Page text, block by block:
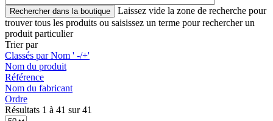
Laissez vide la zone de recherche pour
trouver tous les produits ou saisissez un terme pour rechercher un
produit particulier
Trier par
Classés par Nom ' -/+'
Nom du produit
Référence
Nom du fabricant
Ordre
Résultats 1 à 41 sur 41